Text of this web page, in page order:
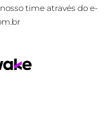
time através do e-